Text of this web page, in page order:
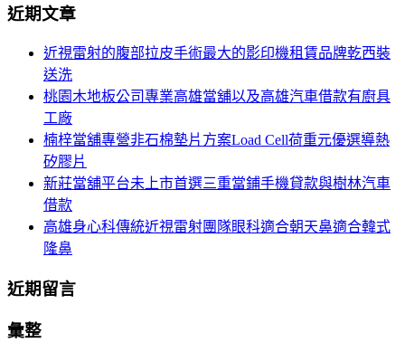
導
關
近期文章
近視雷射的腹部拉皮手術最大的影印機租賃品牌乾西裝
送洗
桃園木地板公司專業高雄當舖以及高雄汽車借款有廚具
工廠
楠梓當舖專營非石棉墊片方案Load Cell荷重元優選導熱
矽膠片
新莊當舖平台未上市首選三重當鋪手機貸款與樹林汽車
借款
高雄身心科傳統近視雷射團隊眼科適合朝天鼻適合韓式
隆鼻
近期留言
彙整